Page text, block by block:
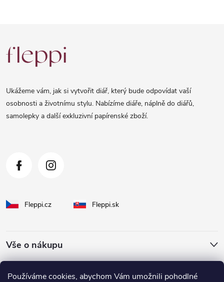
Používáme cookies, abychom Vám umožnili pohodlné
á
Ukážeme vám, jak si vytvořit diář, který bude odpovídat vaší
osobnosti a životnímu stylu. Nabízíme diáře, náplně do diářů,
samolepky a další exkluzivní papírenské zboží.
Fleppi.cz Fleppi.sk
Vše o nákupu
O Fleppi